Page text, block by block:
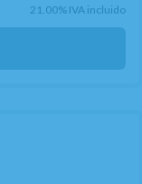
21.00% IVA incluido